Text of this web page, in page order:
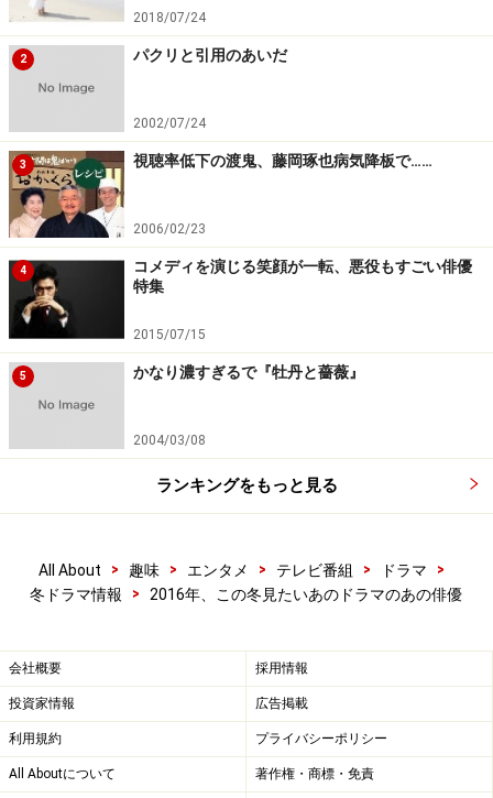
年、森井久志を演じています。ポツリポツリと出る言葉
に仕事に対する姿勢を感じさせ、嫌味のないクールさ、
達観したかのような演技がかえって初々しく、巧さが光
イントになりそうですが、やがて希望につながっていく
であろう森井久志を視聴者にそれとなく感じさせる奥深
さは貴重。ジャンルを問わず魅せてくれる俳優にさらに
成長することでしょう。
フジテレビ開局55周年記念ドラマ 若者たち2014 ディ
レクターズカット完全版 DVD-BOX
ホットもクールも、等身大で魅せてくれる
間宮祥太朗／『ニーチェ先生』
「目力」が魅力的な彼が「目力」を封印する、それだけ
2018/07/24
2 パクリと引用のあいだ
2002/07/24
3 視聴率低下の渡鬼、藤岡琢也病気降板で……
2006/02/23
4
コメディを演じる笑顔が一転、悪役もすごい俳優
特集
2015/07/15
5 かなり濃すぎるで『牡丹と薔薇』
2004/03/08
ランキングをもっと見る
All About > 趣味 > エンタメ > テレビ番組 > ドラマ
>
冬ドラマ情報
> 2016年、この冬見たいあのドラマのあの俳優
会社概要 採用情報
投資家情報 広告掲載
利用規約 プライバシーポリシー
All Aboutについて 著作権・商標・免責